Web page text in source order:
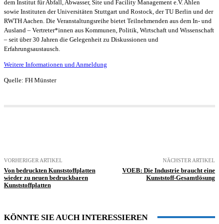
dem Institut für Abfall, Abwasser, Site und Facility Management e.V. Ahlen
sowie Instituten der Universitäten Stuttgart und Rostock, der TU Berlin und der
RWTH Aachen. Die Veranstaltungsreihe bietet Teilnehmenden aus dem In- und
Ausland – Vertreter*innen aus Kommunen, Politik, Wirtschaft und Wissenschaft
– seit über 30 Jahren die Gelegenheit zu Diskussionen und
Erfahrungsaustausch.
Weitere Informationen und Anmeldung
Quelle: FH Münster
VORHERIGER ARTIKEL
Von bedruckten Kunststoffplatten
wieder zu neuen bedruckbaren
Kunststoffplatten
NÄCHSTER ARTIKEL
VOEB: Die Industrie braucht eine
Kunststoff-Gesamtlösung
KÖNNTE SIE AUCH INTERESSIEREN